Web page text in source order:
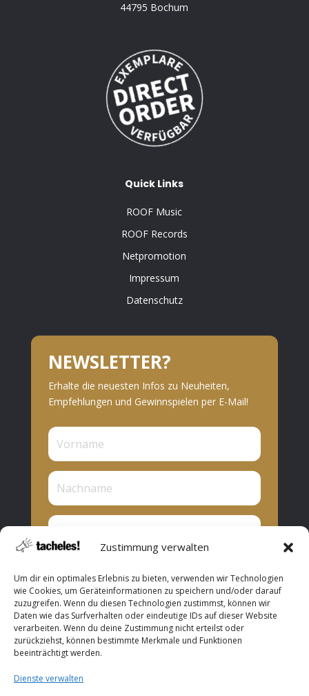
Zustimmung verwalten
Um dir ein optimales Erlebnis zu bieten, verwenden wir Technologien
wie Cookies, um Geräteinformationen zu speichern und/oder darauf
zuzugreifen. Wenn du diesen Technologien zustimmst, können wir
Daten wie das Surfverhalten oder eindeutige IDs auf dieser Website
verarbeiten. Wenn du deine Zustimmung nicht erteilst oder
zurückziehst, können bestimmte Merkmale und Funktionen
beeinträchtigt werden.
Dienste verwalten
44795 Bochum
Quick Links
ROOF Music
ROOF Records
Netpromotion
Impressum
Datenschutz
NEWSLETTER?
Erhalte die neuesten Infos zu Neuheiten,
Empfehlungen und Gewinnspielen per E-Mail!
Privat
Presse
Abonnieren